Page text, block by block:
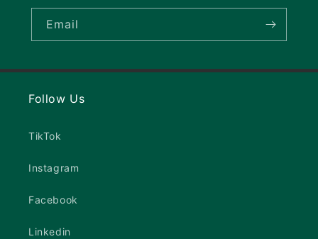
Email
Follow Us
TikTok
Instagram
Facebook
Linkedin